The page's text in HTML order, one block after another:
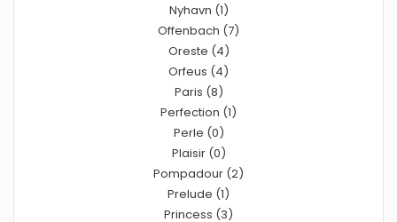
Nyhavn (1)
Offenbach (7)
Oreste (4)
Orfeus (4)
Paris (8)
Perfection (1)
Perle (0)
Plaisir (0)
Pompadour (2)
Prelude (1)
Princess (3)